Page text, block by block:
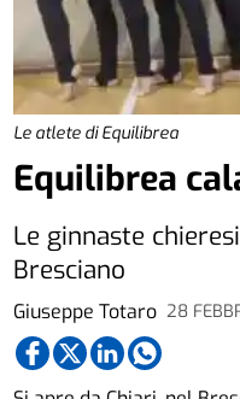
Le atlete di Equilibrea
Giuseppe Totaro 28
Equilibrea
Le ginnaste
Bresciano